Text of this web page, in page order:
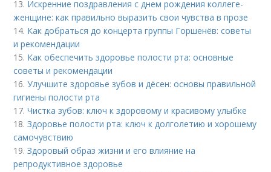
13. Искренние поздравления с днем рождения коллеге-
женщине: как правильно выразить свои чувства в прозе
14. Как добраться до концерта группы Горшенёв: советы
и рекомендации
15. Как обеспечить здоровье полости рта: основные
советы и рекомендации
16.Улучшите здоровье зубов и дёсен: основы правильной
гигиены полости рта
17.Чистка зубов: ключ к здоровому и красивому улыбке
18.Здоровье полости рта: ключ к долголетию и хорошему
самочувствию
19.Здоровый образ жизни и его влияние на
репродуктивное здоровье